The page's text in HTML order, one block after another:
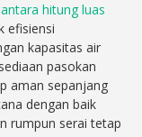
hitung luas
efisiensi
kapasitas air
pasokan
aman sepanjang
dengan baik
rumpun serai tetap